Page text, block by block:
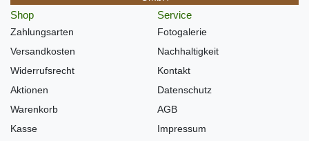
Shop
Zahlungsarten
Versandkosten
Widerrufsrecht
Aktionen
Warenkorb
Kasse
Service
Fotogalerie
Nachhaltigkeit
Kontakt
Datenschutz
AGB
Impressum